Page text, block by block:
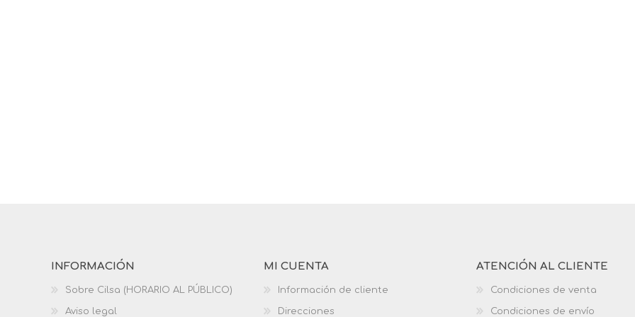
INFORMACIÓN
Sobre Cilsa (HORARIO AL PÚBLICO)
Aviso legal
MI CUENTA
Información de cliente
Direcciones
ATENCIÓN AL CLIENTE
Condiciones de venta
Condiciones de envío